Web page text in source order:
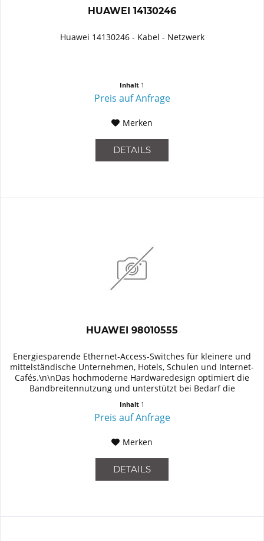
HUAWEI 14130246
Huawei 14130246 - Kabel - Netzwerk
Inhalt 1
Preis auf Anfrage
Merken
DETAILS
HUAWEI 98010555
Energiesparende Ethernet-Access-Switches für kleinere und
mittelständische Unternehmen, Hotels, Schulen und Internet-
Cafés.\n\nDas hochmoderne Hardwaredesign optimiert die
Bandbreitennutzung und unterstützt bei Bedarf die
Inhalt 1
Preis auf Anfrage
Merken
DETAILS